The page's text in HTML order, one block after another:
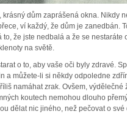
krásný dům zaprášená okna. Nikdy
ví každý, že dům je zanedbán.
to, že jste nedbalá a že se nestaráte
na světě.
o to, aby vaše oči byly zdravé.
a můžete-li si někdy odpoledne
namáhat zrak. Ovšem, výdělečné
koutech nemohou dlouho
dělat nic jiného, než pečovat o